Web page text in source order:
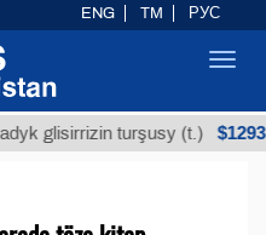
turşusy (t.) $12935,18
ENG TM РУС